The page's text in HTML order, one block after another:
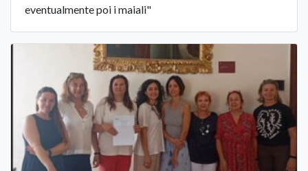
eventualmente poi i maiali"